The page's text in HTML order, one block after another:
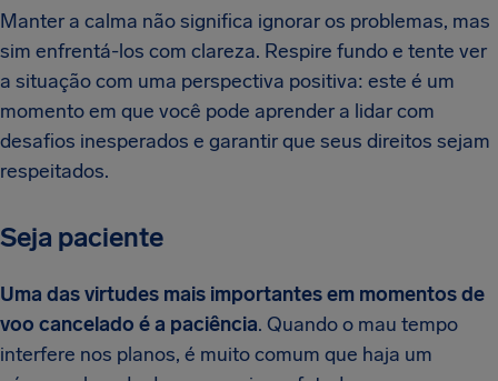
Manter a calma não significa ignorar os problemas, mas
sim enfrentá-los com clareza. Respire fundo e tente ver
a situação com uma perspectiva positiva: este é um
momento em que você pode aprender a lidar com
desafios inesperados e garantir que seus direitos sejam
respeitados.
Seja paciente
Uma das virtudes mais importantes em momentos de
voo cancelado é a paciência. Quando o mau tempo
interfere nos planos, é muito comum que haja um